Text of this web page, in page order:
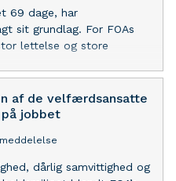
69 dage, har
sit grundlag. For FOAs
lettelse og store
af de velfærdsansatte
jobbet
dårlig samvittighed og